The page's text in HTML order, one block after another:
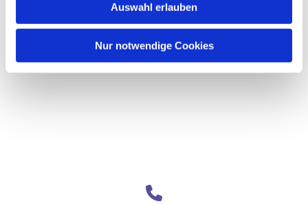
Auswahl erlauben
Nur notwendige Cookies